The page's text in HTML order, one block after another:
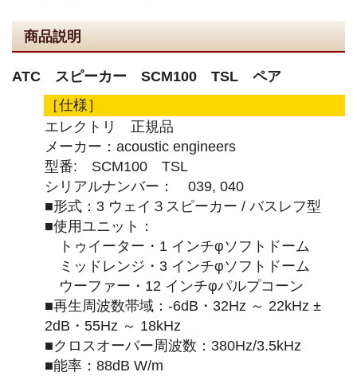
商品説明
ATC スピーカー SCM100 TSL ペア
［仕様］
エレクトリ 正規品
メーカー：acoustic engineers
型番: SCM100 TSL
シリアルナンバー： 039, 040
■形式：3 ウェイ３スピーカー / バスレフ型
■使用ユニット：
トゥイーター・1 インチφソフトドーム
ミッドレンジ・3 インチφソフトドーム
ウーファー・12 インチφパルプコーン
■再生周波数帯域：-6dB・32Hz ～ 22kHz ±
2dB・55Hz ～ 18kHz
■クロスオーバー周波数：380Hz/3.5kHz
■能率：88dB W/m